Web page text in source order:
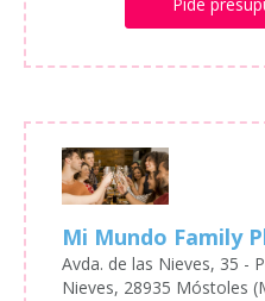
Mi Mundo Family
Avda. de las Nieves, 35 -
Nieves, 28935 Móstoles